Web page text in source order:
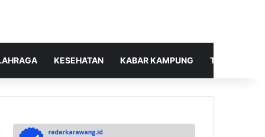
KESEHATAN KABAR KAMPUNG TELUSUR